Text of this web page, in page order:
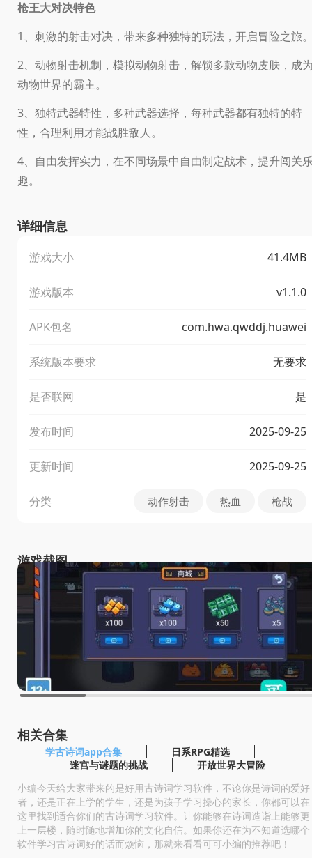
枪王大对决特色
1、刺激的射击对决，带来多种独特的玩法，开启冒险之旅
2、动物射击机制，模拟动物射击，解锁多款动物皮肤，成
动物世界的霸主。
3、独特武器特性，多种武器选择，每种武器都有独特的特
性，合理利用才能战胜敌人。
4、自由发挥实力，在不同场景中自由制定战术，提升闯关
趣。
详细信息
游戏大小 41.4MB
游戏版本 v1.1.0
APK包名 com.hwa.qwddj.huawei
系统版本要求 无要求
是否联网 是
发布时间 2025-09-25
更新时间 2025-09-25
分类 动作射击 热血 枪战
游戏截图
相关合集
学古诗词app合集
日系RPG精选
迷宫与谜题的挑战
开放世界大冒险
小编今天给大家带来的是好用古诗词学习软件，不论你是诗词的爱好
者，还是正在上学的学生，还是为孩子学习操心的家长，你都可以在
这里找到适合你们的古诗词学习软件。让你能够在诗词造诣上能够更
上一层楼，随时随地增加你的文化自信。如果你还在为不知道选哪个
软件学习古诗词好的话而烦恼，那就来看看可可小编的推荐吧！